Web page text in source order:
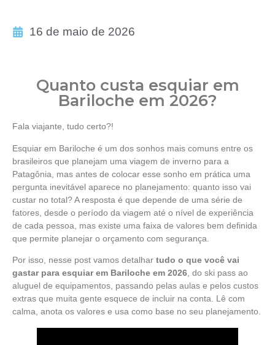
16 de maio de 2026
Quanto custa esquiar em
Bariloche em 2026?
Fala viajante, tudo certo?!
Esquiar em Bariloche é um dos sonhos mais comuns entre os
brasileiros que planejam uma viagem de inverno para a
Patagônia, mas antes de colocar esse sonho em prática uma
pergunta inevitável aparece no planejamento: quanto isso vai
custar no total? A resposta é que depende de uma série de
fatores, desde o período da viagem até o nível de experiência
de cada pessoa, mas existe uma faixa de valores bem definida
que permite planejar o orçamento com segurança.
Por isso, nesse post vamos detalhar tudo o que você vai
gastar para esquiar em Bariloche em 2026 , do ski pass ao
aluguel de equipamentos, passando pelas aulas e pelos custos
extras que muita gente esquece de incluir na conta. Lê com
calma, anota os valores e usa como base no seu planejamento.